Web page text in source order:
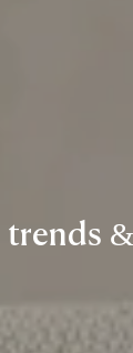
trends &